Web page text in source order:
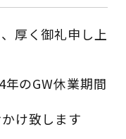
厚く御礼申し上
のGW休業期間
け致します